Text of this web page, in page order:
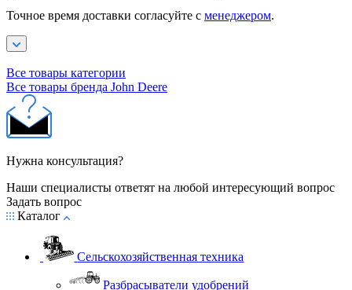
Точное время доставки согласуйте с менеджером.
Все товары категории
Все товары бренда John Deere
Нужна консультация?
Наши специалисты ответят на любой интересующий вопрос
Задать вопрос
Каталог
Сельскохозяйственная техника
Разбрасыватели удобрений